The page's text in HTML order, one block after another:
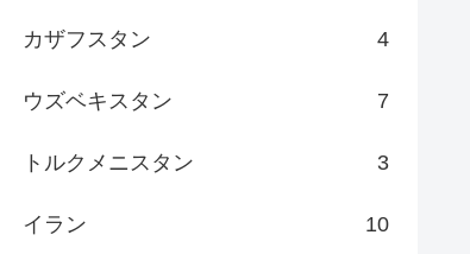
カザフスタン 4
ウズベキスタン 7
トルクメニスタン 3
イラン 10